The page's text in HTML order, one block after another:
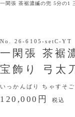
一閑張 茶裾濃縅の兜 5分の1
No. 26-6105-setC-YT
一閑張 茶裾
宝飾り 弓太
いっかんばり ちゃすそ
120,000円 税込